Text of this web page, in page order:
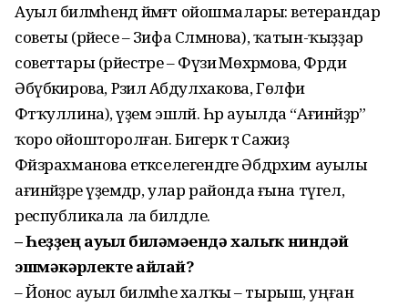
Ауыл биләмәһендә йәмәғәт ойошмалары: ветерандар
советы (рәйесе – Зифа Сәлмәнова), ҡатын-ҡыҙҙар
советтары (рәйестәре – Фәүзиә Мөхәрәмова, Фәрдиә
Әбүбәкирова, Рәзилә Абдулхакова, Гөлфиә
Фәтҡуллина), әүҙем эшләй. Һәр ауылда “Ағинәйҙәр”
ҡоро ойошторолған. Бигерәк тә Сажиҙә
Фәйзрахманова етәкселегендәге Әбдрәхим ауылы
ағинәйҙәре әүҙемдәр, улар районда ғына түгел,
республикала ла билдәле.
– Һеҙҙең ауыл биләмәһендә халыҡ ниндәй
эшмәкәрлекте һайлай?
– Йонос ауыл биләмәһе халҡы – тырыш, уңған